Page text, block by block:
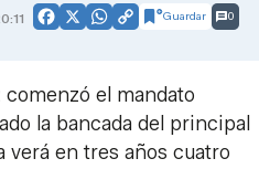
Facebook
X WhatsApp
CopyGuardar 0
comenzó el mandato
la bancada del principal
en tres años cuatro